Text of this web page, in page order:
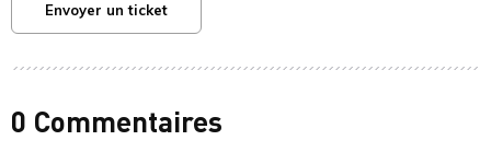
Envoyer un ticket
0 Commentaires